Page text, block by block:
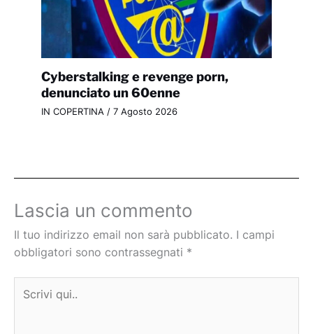
Cyberstalking e revenge porn,
denunciato un 60enne
IN COPERTINA / 7 Agosto 2026
Lascia un commento
Il tuo indirizzo email non sarà pubblicato. I campi
obbligatori sono contrassegnati *
qui..